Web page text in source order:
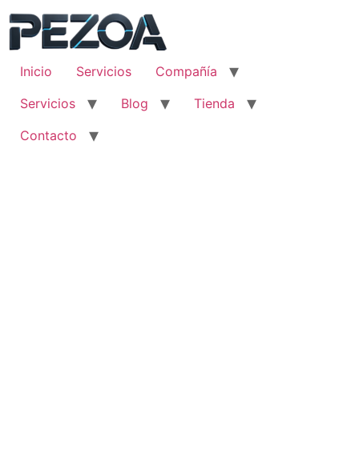
contenido
Inicio
Servicios
Compañía
Servicios
Blog
Tienda
Contacto